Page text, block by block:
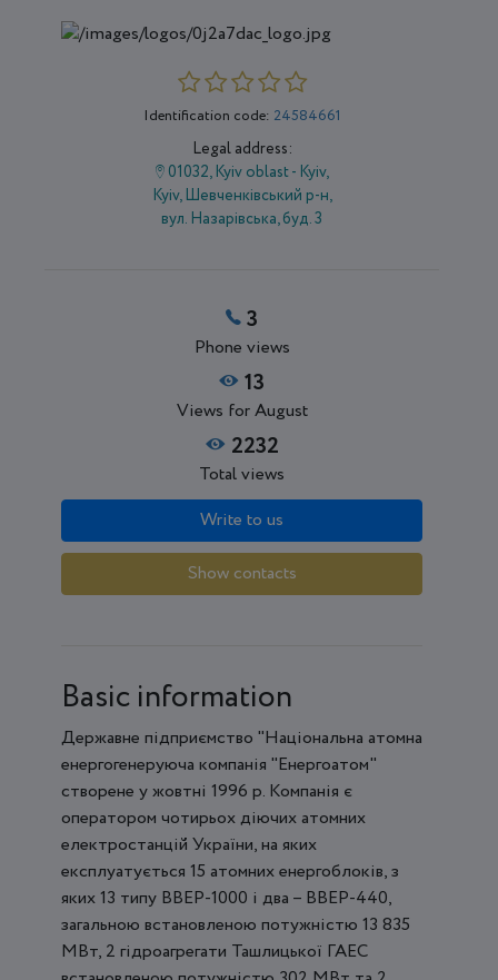
Identification code: 24584661
Legal address:
01032, Kyiv oblast - Kyiv,
Kyiv, Шевченківський р-н,
вул. Назарівська, буд. 3
3
Phone views
13
Views for August
2232
Total views
Write to us
Show contacts
Basic information
Державне підприємство "Національна атомна
енергогенеруюча компанія "Енергоатом"
створене у жовтні 1996 р. Компанія є
оператором чотирьох діючих атомних
електростанцій України, на яких
експлуатується 15 атомних енергоблоків, з
яких 13 типу ВВЕР-1000 і два – ВВЕР-440,
загальною встановленою потужністю 13 835
МВт, 2 гідроагрегати Ташлицької ГАЕС